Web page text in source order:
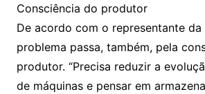
Consciência do produtor
De acordo com o representante da
problema passa, também, pela
produtor. “Precisa reduzir a
de máquinas e pensar em